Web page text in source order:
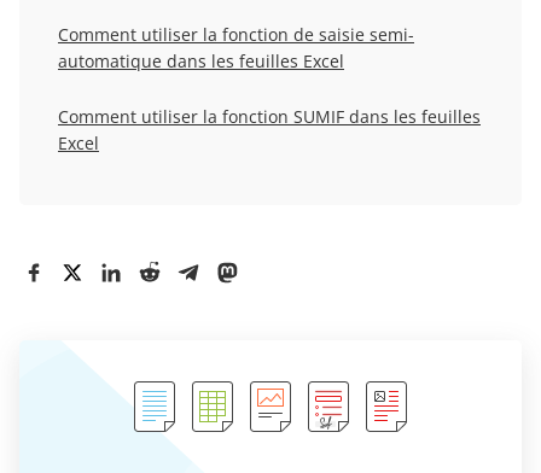
Comment utiliser la fonction de saisie semi-
automatique dans les feuilles Excel
Comment utiliser la fonction SUMIF dans les feuilles
Excel